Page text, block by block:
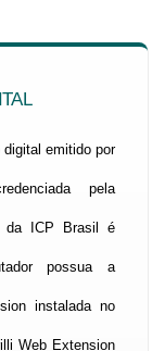
emitido por
pela
da ICP Brasil é
possua a
instalada no
Web Extension